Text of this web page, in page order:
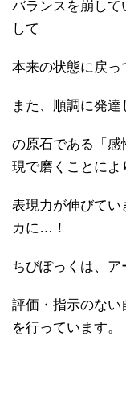
バランスを崩して
して
本来の状態に戻っ
また、順調に発
の原石である「感
現で磨くことによ
表現力が伸びて
カに…！
ちびぽっくは、ア
評価・指示のない
を行っています。